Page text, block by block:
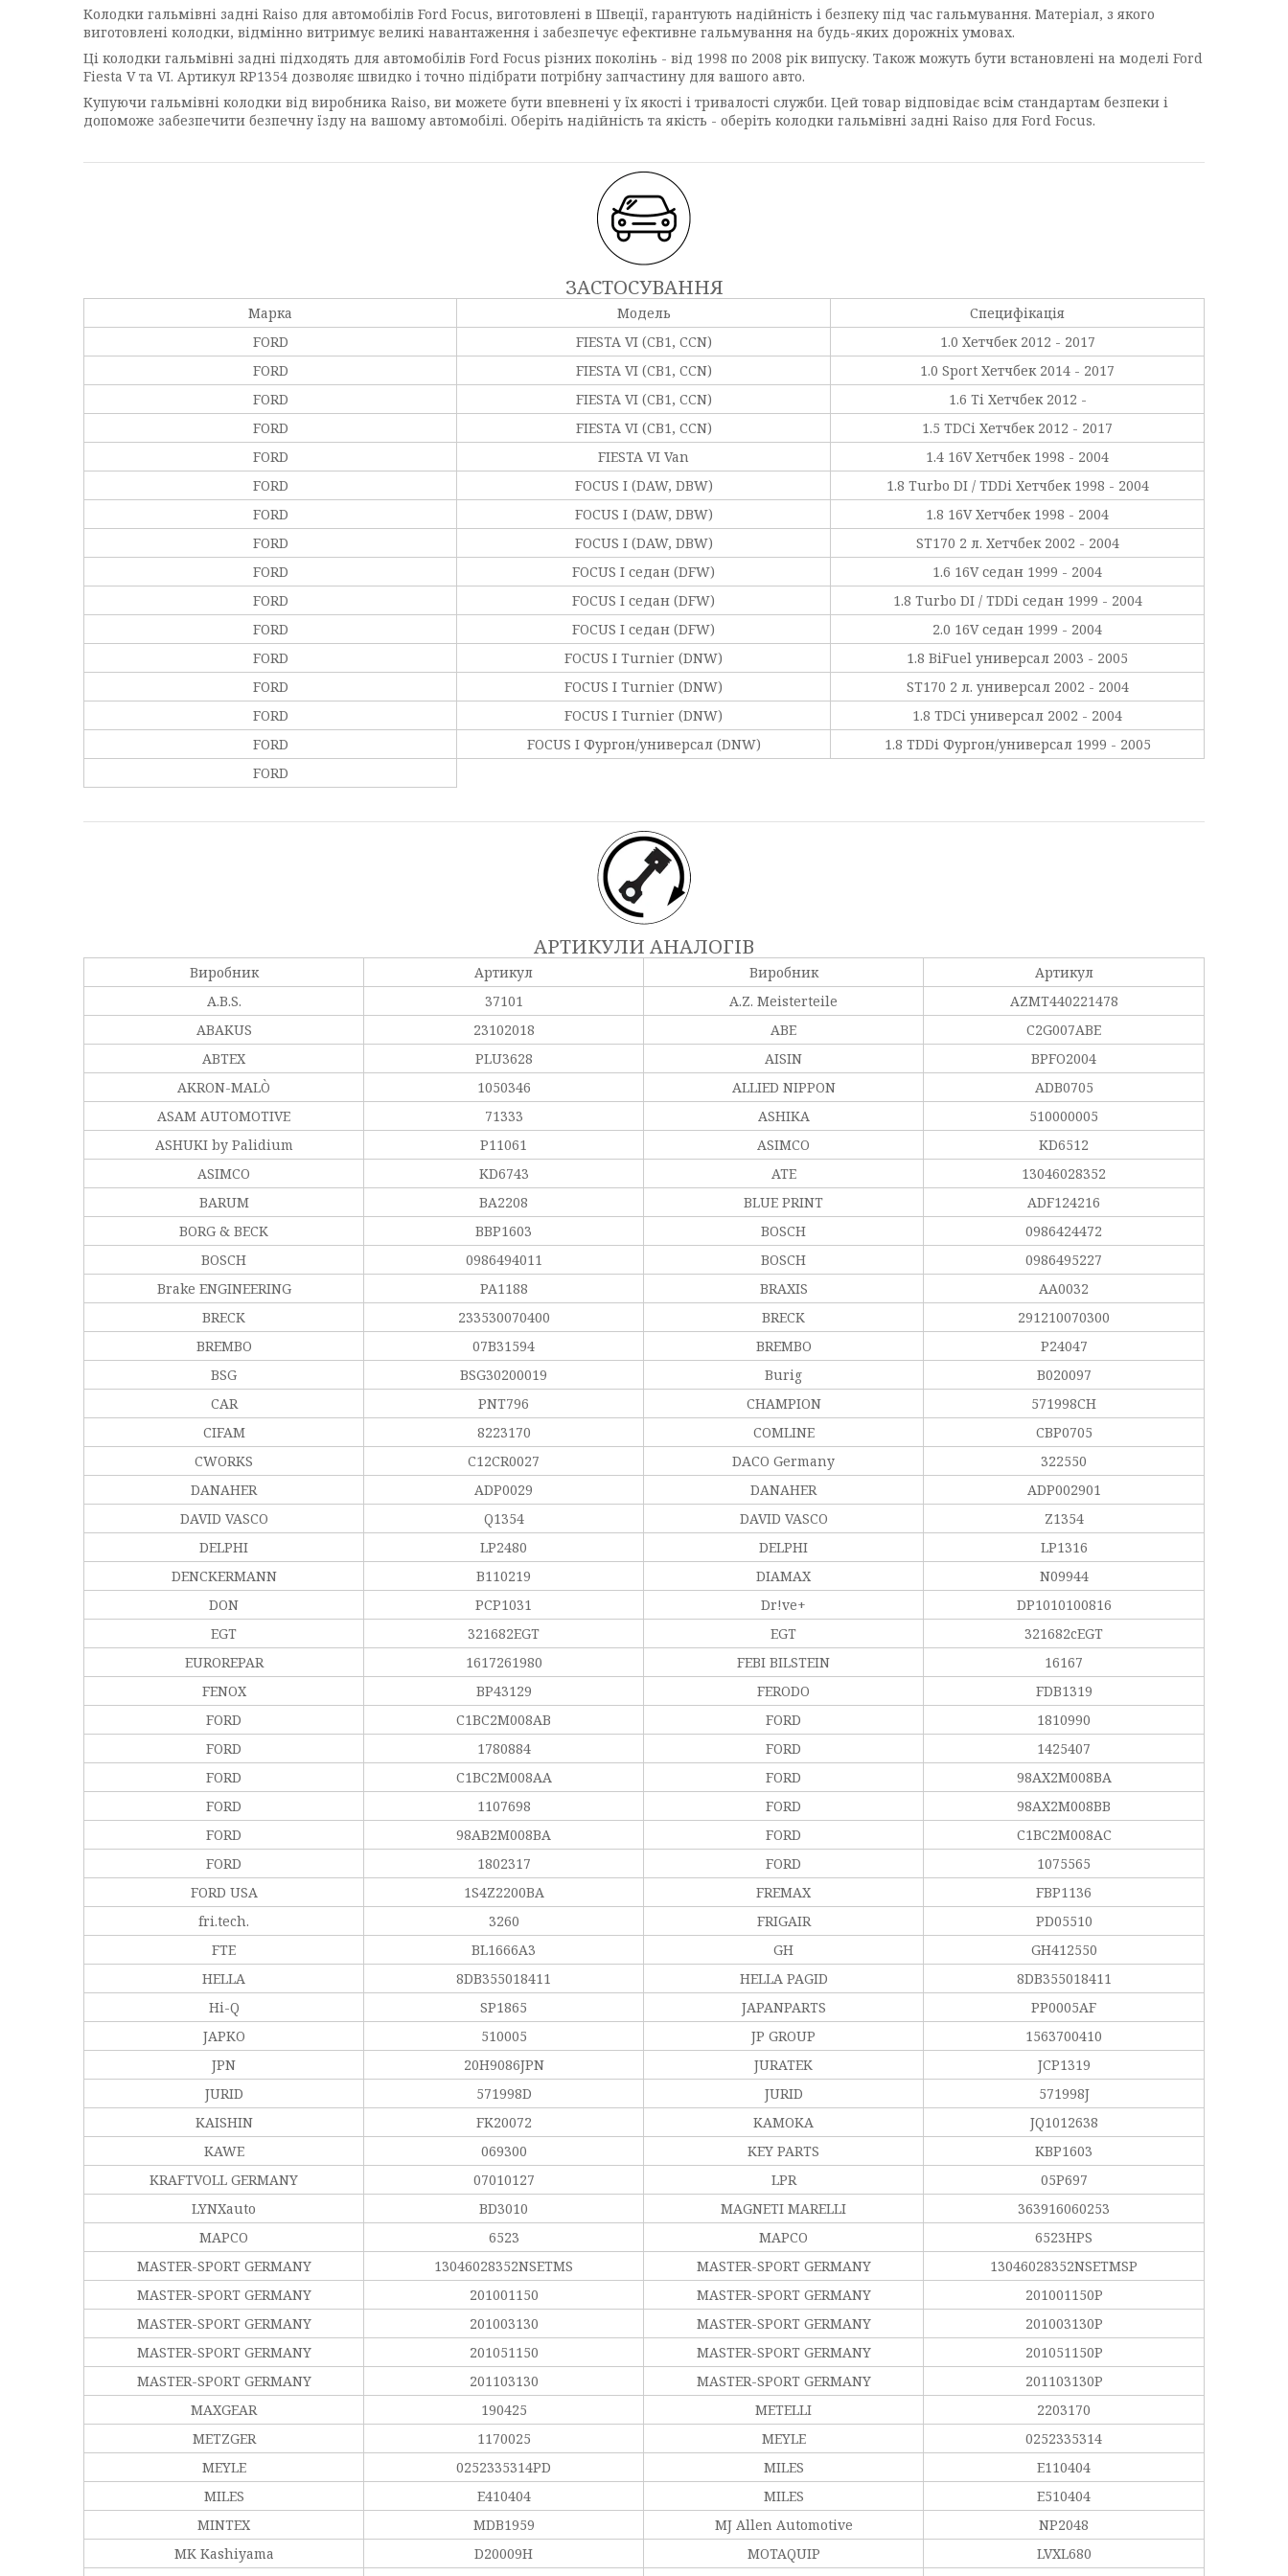
Колодки гальмівні задні Raiso для автомобілів Ford Focus, виготовлені в Швеції, гарантують надійність і безпеку під час гальмування. Матеріал, з якого
виготовлені колодки, відмінно витримує великі навантаження і забезпечує ефективне гальмування на будь-яких дорожніх умовах.
Ці колодки гальмівні задні підходять для автомобілів Ford Focus різних поколінь - від 1998 по 2008 рік випуску. Також можуть бути встановлені на моделі Ford
Fiesta V та VI. Артикул RP1354 дозволяє швидко і точно підібрати потрібну запчастину для вашого авто.
Купуючи гальмівні колодки від виробника Raiso, ви можете бути впевнені у їх якості і тривалості служби. Цей товар відповідає всім стандартам безпеки і
допоможе забезпечити безпечну їзду на вашому автомобілі. Оберіть надійність та якість - оберіть колодки гальмівні задні Raiso для Ford Focus.
ЗАСТОСУВАННЯ
Марка Модель
Специфікація
FORD
FIESTA VI (CB1, CCN)
1.0 Хетчбек 2012 - 2017
FORD
FIESTA VI (CB1, CCN)
1.0 Sport Хетчбек 2014 - 2017
FORD
FIESTA VI (CB1, CCN)
1.6 Ti Хетчбек 2012 -
FORD
FIESTA VI (CB1, CCN)
1.5 TDCi Хетчбек 2012 - 2017
FORD
FIESTA VI Van
1.4 16V Хетчбек 1998 - 2004
FORD
FOCUS I (DAW, DBW)
1.8 Turbo DI / TDDi Хетчбек 1998 - 2004
FORD
FOCUS I (DAW, DBW)
1.8 16V Хетчбек 1998 - 2004
FORD
FOCUS I (DAW, DBW)
ST170 2 л. Хетчбек 2002 - 2004
FORD
FOCUS I седан (DFW)
1.6 16V седан 1999 - 2004
FORD
FOCUS I седан (DFW)
1.8 Turbo DI / TDDi седан 1999 - 2004
FORD
FOCUS I седан (DFW)
2.0 16V седан 1999 - 2004
FORD
FOCUS I Turnier (DNW)
1.8 BiFuel универсал 2003 - 2005
FORD
FOCUS I Turnier (DNW)
ST170 2 л. универсал 2002 - 2004
FORD
FOCUS I Turnier (DNW)
1.8 TDCi универсал 2002 - 2004
FORD
FOCUS I Фургон/универсал (DNW)
1.8 TDDi Фургон/универсал 1999 - 2005
FORD
АРТИКУЛИ АНАЛОГІВ
Виробник Артикул Виробник
Артикул
A.B.S.
37101 A.Z. Meisterteile
AZMT440221478
ABAKUS
23102018 ABE
C2G007ABE
ABTEX
PLU3628 AISIN
BPFO2004
AKRON-MALÒ
1050346 ALLIED NIPPON
ADB0705
ASAM AUTOMOTIVE
71333 ASHIKA
510000005
ASHUKI by Palidium
P11061 ASIMCO
KD6512
ASIMCO
KD6743 ATE
13046028352
BARUM
BA2208 BLUE PRINT
ADF124216
BORG & BECK
BBP1603 BOSCH
0986424472
BOSCH
0986494011 BOSCH
0986495227
Brake ENGINEERING
PA1188 BRAXIS
AA0032
BRECK
233530070400 BRECK
291210070300
BREMBO
07B31594 BREMBO
P24047
BSG
BSG30200019 Burig
B020097
CAR
PNT796 CHAMPION
571998CH
CIFAM
8223170 COMLINE
CBP0705
CWORKS
C12CR0027 DACO Germany
322550
DANAHER
ADP0029 DANAHER
ADP002901
DAVID VASCO
Q1354 DAVID VASCO
Z1354
DELPHI
LP2480 DELPHI
LP1316
DENCKERMANN
B110219 DIAMAX
N09944
DON
PCP1031 Dr!ve+
DP1010100816
EGT
321682EGT EGT
321682cEGT
EUROREPAR
1617261980 FEBI BILSTEIN
16167
FENOX
BP43129 FERODO
FDB1319
FORD
C1BC2M008AB FORD
1810990
FORD
1780884 FORD
1425407
FORD
C1BC2M008AA FORD
98AX2M008BA
FORD
1107698 FORD
98AX2M008BB
FORD
98AB2M008BA FORD
C1BC2M008AC
FORD
1802317 FORD
1075565
FORD USA
1S4Z2200BA FREMAX
FBP1136
fri.tech.
3260 FRIGAIR
PD05510
FTE
BL1666A3 GH
GH412550
HELLA
8DB355018411 HELLA PAGID
8DB355018411
Hi-Q
SP1865 JAPANPARTS
PP0005AF
JAPKO
510005 JP GROUP
1563700410
JPN
20H9086JPN JURATEK
JCP1319
JURID
571998D JURID
571998J
KAISHIN
FK20072 KAMOKA
JQ1012638
KAWE
069300 KEY PARTS
KBP1603
KRAFTVOLL GERMANY
07010127 LPR
05P697
LYNXauto
BD3010 MAGNETI MARELLI
363916060253
MAPCO
6523 MAPCO
6523HPS
MASTER-SPORT GERMANY
13046028352NSETMS MASTER-SPORT GERMANY
13046028352NSETMSP
MASTER-SPORT GERMANY
201001150 MASTER-SPORT GERMANY
201001150P
MASTER-SPORT GERMANY
201003130 MASTER-SPORT GERMANY
201003130P
MASTER-SPORT GERMANY
201051150 MASTER-SPORT GERMANY
201051150P
MASTER-SPORT GERMANY
201103130 MASTER-SPORT GERMANY
201103130P
MAXGEAR
190425 METELLI
2203170
METZGER
1170025 MEYLE
0252335314
MEYLE
0252335314PD MILES
E110404
MILES
E410404 MILES
E510404
MINTEX
MDB1959 MJ Allen Automotive
NP2048
MK Kashiyama
D20009H MOTAQUIP
LVXL680